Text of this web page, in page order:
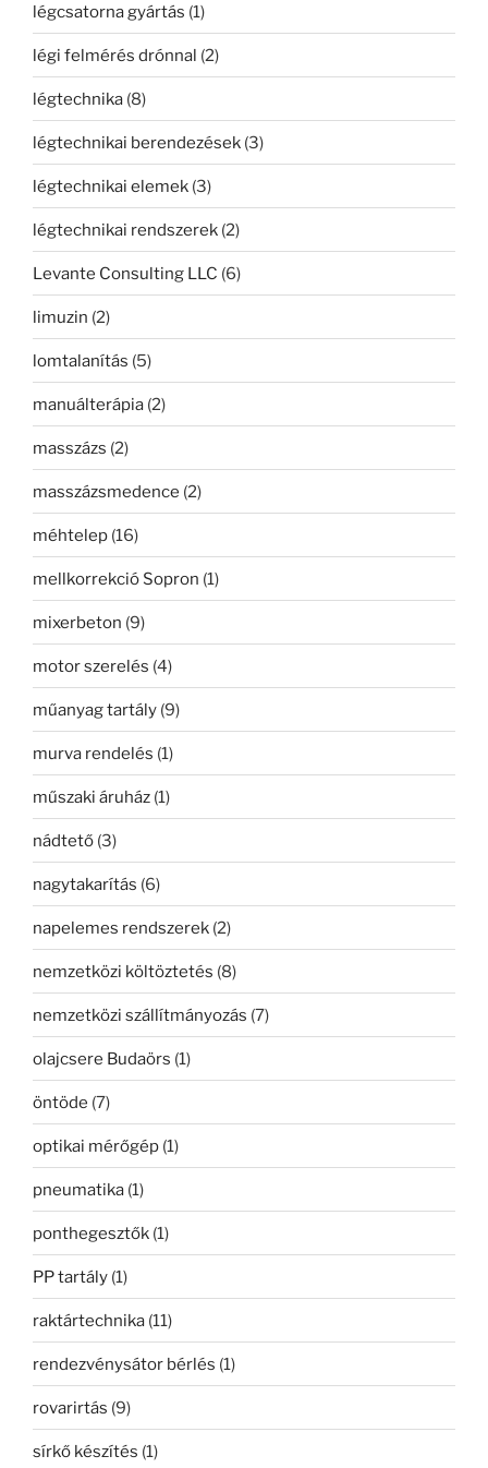
légcsatorna gyártás (1)
légi felmérés drónnal (2)
légtechnika (8)
légtechnikai berendezések (3)
légtechnikai elemek (3)
légtechnikai rendszerek (2)
Levante Consulting LLC (6)
limuzin (2)
lomtalanítás (5)
manuálterápia (2)
masszázs (2)
masszázsmedence (2)
méhtelep (16)
mellkorrekció Sopron (1)
mixerbeton (9)
motor szerelés (4)
műanyag tartály (9)
murva rendelés (1)
műszaki áruház (1)
nádtető (3)
nagytakarítás (6)
napelemes rendszerek (2)
nemzetközi költöztetés (8)
nemzetközi szállítmányozás (7)
olajcsere Budaörs (1)
öntöde (7)
optikai mérőgép (1)
pneumatika (1)
ponthegesztők (1)
PP tartály (1)
raktártechnika (11)
rendezvénysátor bérlés (1)
rovarirtás (9)
sírkő készítés (1)